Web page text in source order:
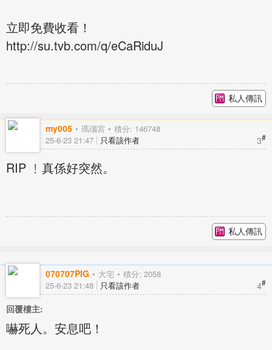
立即免費收看！
http://su.tvb.com/q/eCaRiduJ
私人傳訊
my005 瑪瑙宮 積分: 146748
3#
25-6-23 21:47 只看該作者
RIP ﹗真係好突然。
私人傳訊
070707PIG 大宅 積分: 2058
4#
25-6-23 21:48 只看該作者
回覆樓主:
嚇死人。安息吧！